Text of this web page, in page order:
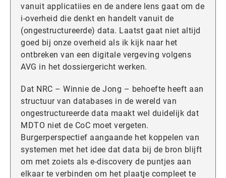
vanuit applicatiies en de andere lens gaat om de
i-overheid die denkt en handelt vanuit de
(ongestructureerde) data. Laatst gaat niet altijd
goed bij onze overheid als ik kijk naar het
ontbreken van een digitale vergeving volgens
AVG in het dossiergericht werken.
Dat NRC – Winnie de Jong – behoefte heeft aan
structuur van databases in de wereld van
ongestructureerde data maakt wel duidelijk dat
MDTO niet de CoC moet vergeten.
Burgerperspectief aangaande het koppelen van
systemen met het idee dat data bij de bron blijft
om met zoiets als e-discovery de puntjes aan
elkaar te verbinden om het plaatje compleet te